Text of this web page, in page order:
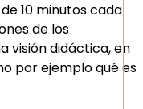
de 10 minutos cada
de los
visión didáctica, en
por ejemplo qué es